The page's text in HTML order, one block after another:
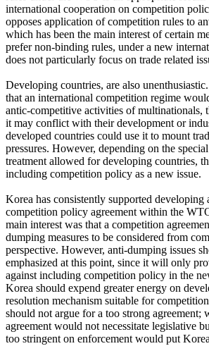
international cooperation on competition
opposes application of competition rules to
which has been the main interest of certain
prefer non-binding rules, under a new
does not particularly focus on trade related
Developing countries, are also
that an international competition regime
antic-competitive activities of multinationals,
it may conflict with their development or
developed countries could use it to mount
pressures. However, depending on the
treatment allowed for developing countries,
including competition policy as a new issue.
Korea has consistently supported developing
competition policy agreement within the
main interest was that a competition
dumping measures to be considered from
perspective. However, anti-dumping issues
emphasized at this point, since it will only
against including competition policy in the
Korea should expend greater energy on
resolution mechanism suitable for
should not argue for a too strong agreement;
agreement would not necessitate legislative
too stringent on enforcement would put